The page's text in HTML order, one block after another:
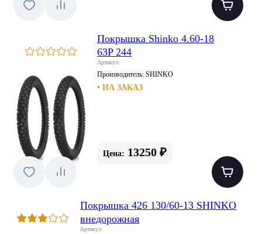
Покрышка Shinko 4.60-18
63P 244
Артикул:
Производитель:SHINKO
• НА ЗАКАЗ
Цена: 13250 ₽
Покрышка 426 130/60-13 SHINKO
внедорожная
Артикул: